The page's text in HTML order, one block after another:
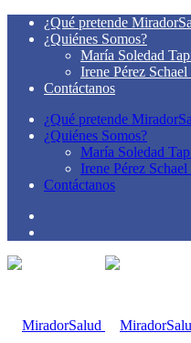
¿Qué pretende
¿Quiénes Somos?
María Soledad
Irene Pérez
Contáctanos
¿Qué pretende
¿Quiénes Somos?
María Soledad
Irene Pérez
Contáctanos